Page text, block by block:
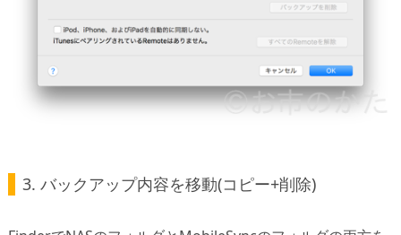
3. バックアップ内容を移動(コピー+削除)